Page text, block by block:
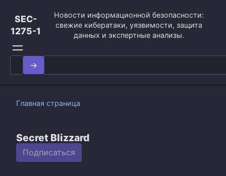
контенту
SEC-
1275-1
Новости информационной безопасности:
свежие кибератаки, уязвимости, защита
данных и экспертные анализы.
Search
for:
Главная страница
Secret Blizzard
Подписаться